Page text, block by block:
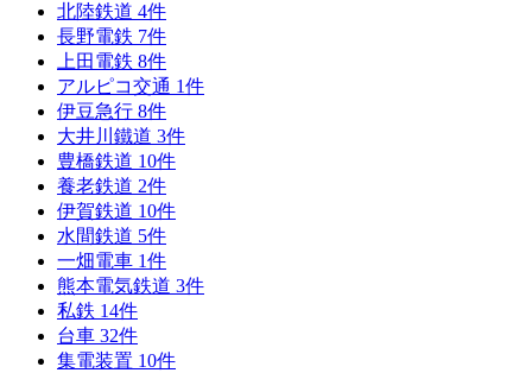
北陸鉄道 4件
長野電鉄 7件
上田電鉄 8件
アルピコ交通 1件
伊豆急行 8件
大井川鐵道 3件
豊橋鉄道 10件
養老鉄道 2件
伊賀鉄道 10件
水間鉄道 5件
一畑電車 1件
熊本電気鉄道 3件
私鉄 14件
台車 32件
集電装置 10件